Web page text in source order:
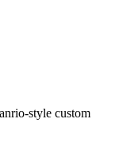
style custom